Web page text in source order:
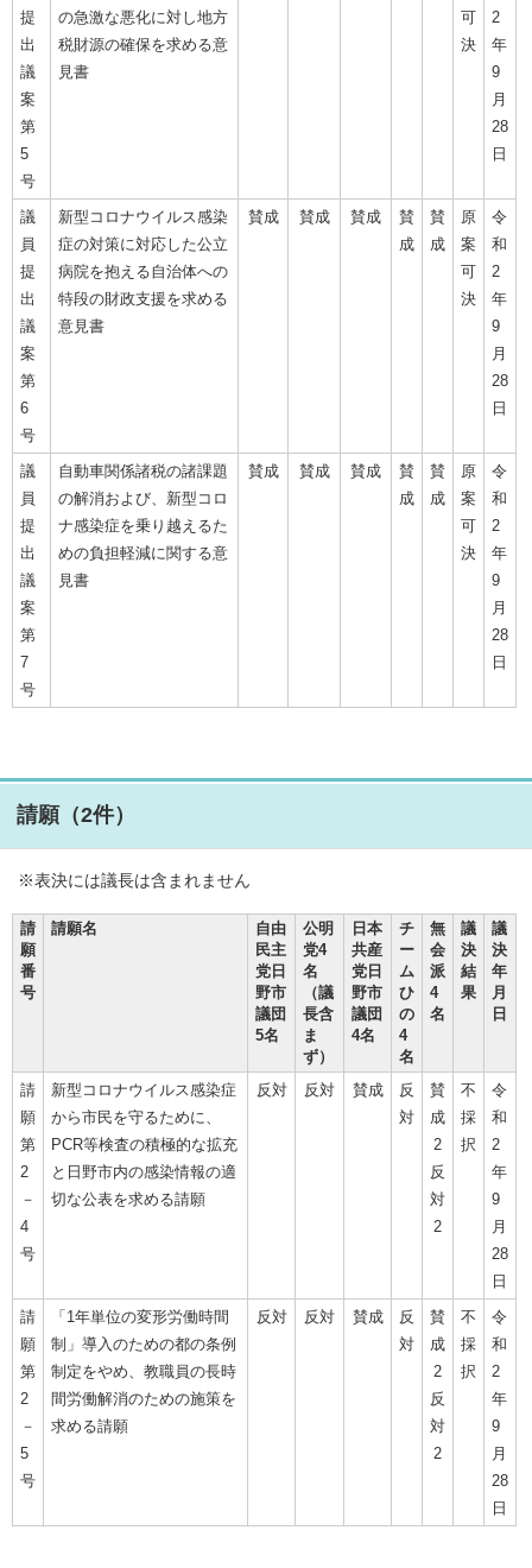
提
出
議
案
第
5
号
の急激な悪化に対し地方
税財源の確保を求める意
見書
可
決
2
年
9
月
28
日
議
員
提
出
議
案
第
6
号
新型コロナウイルス感染
症の対策に対応した公立
病院を抱える自治体への
特段の財政支援を求める
意見書
賛成 賛成 賛成
賛
成
賛
成
原
案
可
決
令
和
2
年
9
月
28
日
議
員
提
出
議
案
第
7
号
自動車関係諸税の諸課題
の解消および、新型コロ
ナ感染症を乗り越えるた
めの負担軽減に関する意
見書
賛成 賛成 賛成
賛
成
賛
成
原
案
可
決
令
和
2
年
9
月
28
日
請願（2件）
※表決には議長は含まれません
請
願
番
号
請願名
自由
民主
党日
野市
議団
5名
公明
党4
名
（議
長含
ま
ず）
日本
共産
党日
野市
議団
4名
チ
ー
ム
ひ
の
4
名
無
会
派
4
名
議
決
結
果
議
決
年
月
日
請
願
第
2
－
4
号
新型コロナウイルス感染症
から市民を守るために、
PCR等検査の積極的な拡充
と日野市内の感染情報の適
切な公表を求める請願
反対 反対 賛成
反
対
賛
成
2
反
対
2
不
採
択
令
和
2
年
9
月
28
日
請
願
第
2
－
5
号
「1年単位の変形労働時間
制」導入のための都の条例
制定をやめ、教職員の長時
間労働解消のための施策を
求める請願
反対 反対 賛成
反
対
賛
成
2
反
対
2
不
採
択
令
和
2
年
9
月
28
日